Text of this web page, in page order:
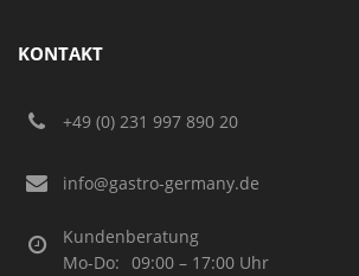
KONTAKT
+49 (0) 231 997 890 20
info@gastro-germany.de
Kundenberatung
Mo-Do: 09:00 – 17:00 Uhr